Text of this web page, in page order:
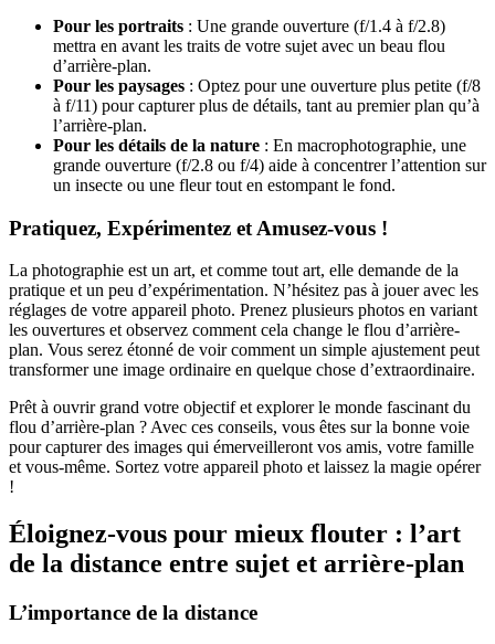
Pour les portraits : Une grande ouverture (f/1.4 à f/2.8)
mettra en avant les traits de votre sujet avec un beau flou
d’arrière-plan.
Pour les paysages : Optez pour une ouverture plus petite (f/8
à f/11) pour capturer plus de détails, tant au premier plan qu’à
l’arrière-plan.
Pour les détails de la nature : En macrophotographie, une
grande ouverture (f/2.8 ou f/4) aide à concentrer l’attention sur
un insecte ou une fleur tout en estompant le fond.
Pratiquez, Expérimentez et Amusez-vous !
La photographie est un art, et comme tout art, elle demande de la
pratique et un peu d’expérimentation. N’hésitez pas à jouer avec les
réglages de votre appareil photo. Prenez plusieurs photos en variant
les ouvertures et observez comment cela change le flou d’arrière-
plan. Vous serez étonné de voir comment un simple ajustement peut
transformer une image ordinaire en quelque chose d’extraordinaire.
Prêt à ouvrir grand votre objectif et explorer le monde fascinant du
flou d’arrière-plan ? Avec ces conseils, vous êtes sur la bonne voie
pour capturer des images qui émerveilleront vos amis, votre famille
et vous-même. Sortez votre appareil photo et laissez la magie opérer
!
Éloignez-vous pour mieux flouter : l’art
de la distance entre sujet et arrière-plan
L’importance de la distance